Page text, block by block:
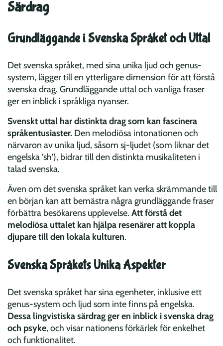
Särdrag
Grundläggande i Svenska Språket och Uttal
Det svenska språket, med sina unika ljud och genus-
system, lägger till en ytterligare dimension för att förstå
svenska drag. Grundläggande uttal och vanliga fraser
ger en inblick i språkliga nyanser.
Svenskt uttal har distinkta drag som kan fascinera
språkentusiaster. Den melodiösa intonationen och
närvaron av unika ljud, såsom sj-ljudet (som liknar det
engelska 'sh'), bidrar till den distinkta musikaliteten i
talad svenska.
Även om det svenska språket kan verka skrämmande till
en början kan att bemästra några grundläggande fraser
förbättra besökarens upplevelse. Att förstå det
melodiösa uttalet kan hjälpa resenärer att koppla
djupare till den lokala kulturen.
Svenska Språkets Unika Aspekter
Det svenska språket har sina egenheter, inklusive ett
genus-system och ljud som inte finns på engelska.
Dessa lingvistiska särdrag ger en inblick i svenska drag
och psyke, och visar nationens förkärlek för enkelhet
och funktionalitet.